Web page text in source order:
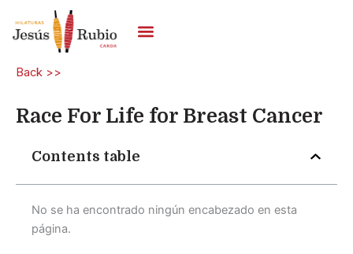
Back >>
Race For Life for Breast Cancer
Contents table
No se ha encontrado ningún encabezado en esta
página.